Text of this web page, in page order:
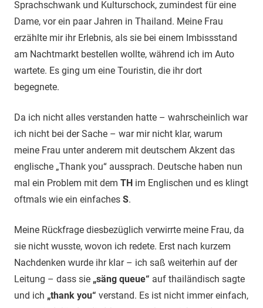
Sprachschwank und Kulturschock, zumindest für eine
Dame, vor ein paar Jahren in Thailand. Meine Frau
erzählte mir ihr Erlebnis, als sie bei einem Imbissstand
am Nachtmarkt bestellen wollte, während ich im Auto
wartete. Es ging um eine Touristin, die ihr dort
begegnete.
Da ich nicht alles verstanden hatte – wahrscheinlich war
ich nicht bei der Sache – war mir nicht klar, warum
meine Frau unter anderem mit deutschem Akzent das
englische „Thank you“ aussprach. Deutsche haben nun
mal ein Problem mit dem TH im Englischen und es klingt
oftmals wie ein einfaches S.
Meine Rückfrage diesbezüglich verwirrte meine Frau, da
sie nicht wusste, wovon ich redete. Erst nach kurzem
Nachdenken wurde ihr klar – ich saß weiterhin auf der
Leitung – dass sie „säng queue“ auf thailändisch sagte
und ich „thank you“ verstand. Es ist nicht immer einfach,